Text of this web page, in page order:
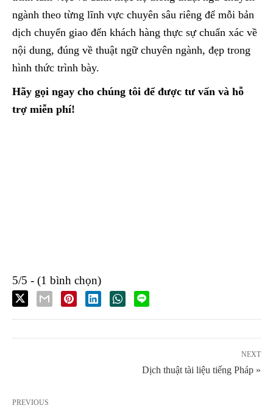
ngành theo từng lĩnh vực chuyên sâu riêng để mỗi bản
dịch chuyển giao đến khách hàng thực sự chuẩn xác về
nội dung, đúng về thuật ngữ chuyên ngành, đẹp trong
hình thức trình bày.
Hãy gọi ngay cho chúng tôi để được tư vấn và hỗ
trợ miễn phí!
5/5 - (1 bình chọn)
NEXT
Dịch thuật tài liệu tiếng Pháp »
PREVIOUS